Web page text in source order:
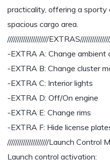
practicality, offering a sporty
spacious cargo area.
/////////////////////
-EXTRA A: Change ambient
-EXTRA B: Change cluster
-EXTRA C: Interior lights
-EXTRA D: Off/On engine
-EXTRA E: Change rims
-EXTRA F: Hide license
/////////////////////Launch Control
Launch control activation: